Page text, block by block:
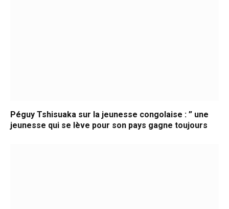
Péguy Tshisuaka sur la jeunesse congolaise : ” une
jeunesse qui se lève pour son pays gagne toujours